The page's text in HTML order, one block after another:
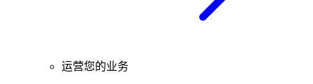
运营您的业务